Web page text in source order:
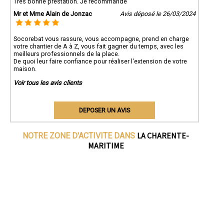
Mr et Mme Alain de Jonzac
Avis déposé le 26/03/2024
Socorebat vous rassure, vous accompagne, prend en charge
votre chantier de A à Z, vous fait gagner du temps, avec les
meilleurs professionnels de la place.
De quoi leur faire confiance pour réaliser l'extension de votre
maison.
Voir tous les avis clients
DEPOSER UN AVIS
NOTRE ZONE D'ACTIVITE DANS LA CHARENTE-
MARITIME